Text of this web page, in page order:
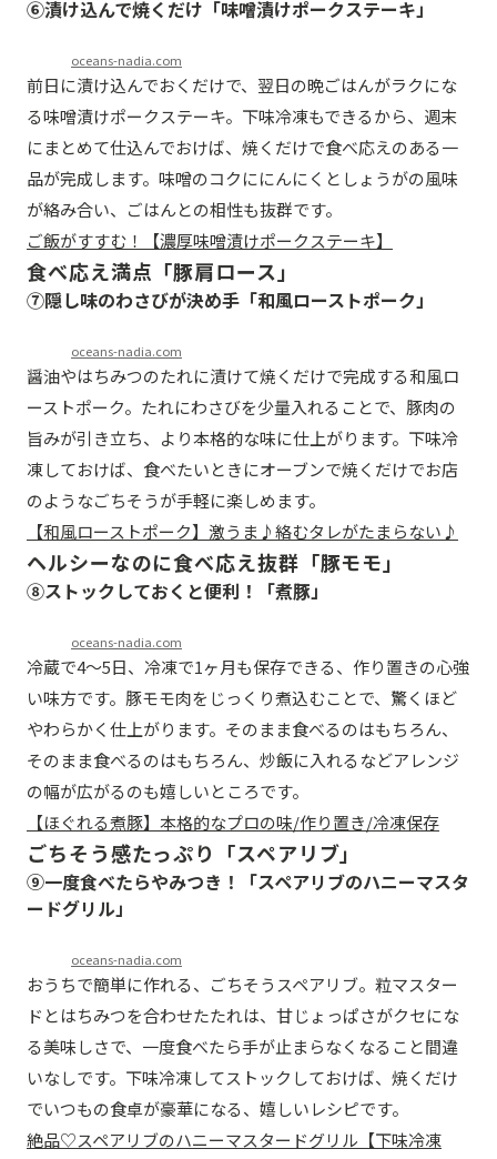
⑥漬け込んで焼くだけ「味噌漬けポークステーキ」
oceans-nadia.com
前日に漬け込んでおくだけで、翌日の晩ごはんがラクにな
る味噌漬けポークステーキ。下味冷凍もできるから、週末
にまとめて仕込んでおけば、焼くだけで食べ応えのある一
品が完成します。味噌のコクににんにくとしょうがの風味
が絡み合い、ごはんとの相性も抜群です。
ご飯がすすむ！【濃厚味噌漬けポークステーキ】
食べ応え満点「豚肩ロース」
⑦隠し味のわさびが決め手「和風ローストポーク」
oceans-nadia.com
醤油やはちみつのたれに漬けて焼くだけで完成する和風ロ
ーストポーク。たれにわさびを少量入れることで、豚肉の
旨みが引き立ち、より本格的な味に仕上がります。下味冷
凍しておけば、食べたいときにオーブンで焼くだけでお店
のようなごちそうが手軽に楽しめます。
【和風ローストポーク】激うま♪絡むタレがたまらない♪
ヘルシーなのに食べ応え抜群「豚モモ」
⑧ストックしておくと便利！「煮豚」
oceans-nadia.com
冷蔵で4～5日、冷凍で1ヶ月も保存できる、作り置きの心強
い味方です。豚モモ肉をじっくり煮込むことで、驚くほど
やわらかく仕上がります。そのまま食べるのはもちろん、
そのまま食べるのはもちろん、炒飯に入れるなどアレンジ
の幅が広がるのも嬉しいところです。
【ほぐれる煮豚】本格的なプロの味/作り置き/冷凍保存
ごちそう感たっぷり「スペアリブ」
⑨一度食べたらやみつき！「スペアリブのハニーマスタ
ードグリル」
oceans-nadia.com
おうちで簡単に作れる、ごちそうスペアリブ。粒マスター
ドとはちみつを合わせたたれは、甘じょっぱさがクセにな
る美味しさで、一度食べたら手が止まらなくなること間違
いなしです。下味冷凍してストックしておけば、焼くだけ
でいつもの食卓が豪華になる、嬉しいレシピです。
絶品♡スペアリブのハニーマスタードグリル【下味冷凍